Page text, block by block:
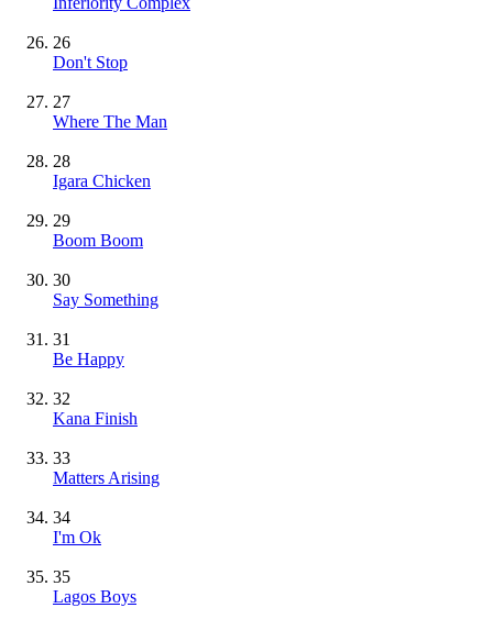
26
Don't Stop
27
Where The Man
28
Igara Chicken
29
Boom Boom
30
Say Something
31
Be Happy
32
Kana Finish
33
Matters Arising
34
I'm Ok
35
Lagos Boys